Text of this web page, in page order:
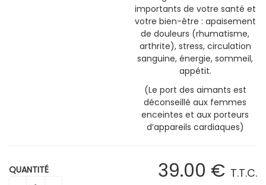
importants de votre santé et
votre bien-être : apaisement
de douleurs (rhumatisme,
arthrite), stress, circulation
sanguine, énergie, sommeil,
appétit.
(Le port des aimants est
déconseillé aux femmes
enceintes et aux porteurs
d’appareils cardiaques)
39.00 € T.T.C.
QUANTITÉ